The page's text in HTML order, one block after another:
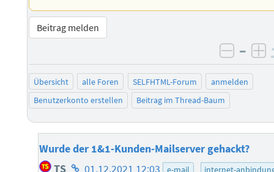
Beitrag melden
–
Übersicht alle Foren SELFHTML-Forum
anmelden
Benutzerkonto erstellen
Beitrag im Thread-Baum
Wurde der 1&1-Kunden-Mailserver gehackt?
TS Homepage
01.12.2021 12:03 e-mail
internet-